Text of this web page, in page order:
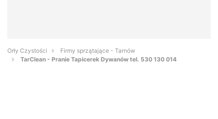
Orły Czystości
Firmy sprzątające - Tarnów
TarClean - Pranie Tapicerek Dywanów tel. 530 130 014